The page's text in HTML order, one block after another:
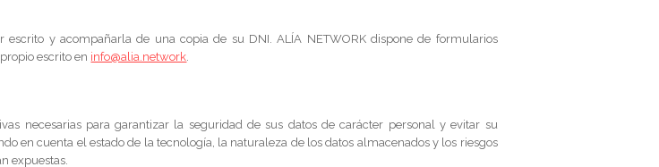
y acompañarla de una copia de su DNI. ALÍA NETWORK dispone de formularios
escrito en info@alia.network
necesarias para garantizar la seguridad de sus datos de carácter personal y evitar su
en cuenta el estado de la tecnología, la naturaleza de los datos almacenados y los riesgos
expuestas.